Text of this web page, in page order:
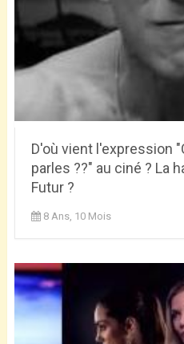
D'où vient l'expression
parles ??" au ciné ? La
Futur ?
8 Ans, 10 Mois